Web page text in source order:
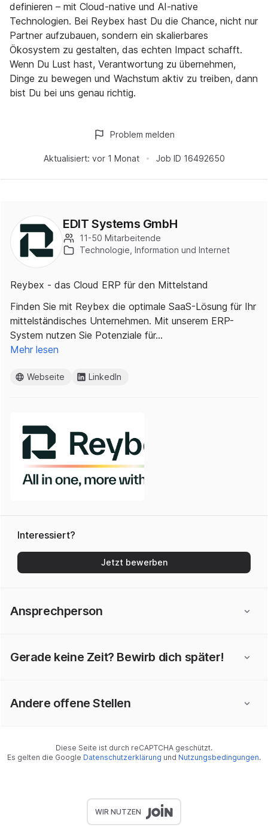
definieren – mit Cloud-native und AI-native
Technologien. Bei Reybex hast Du die Chance, nicht nur
Partner aufzubauen, sondern ein skalierbares
Ökosystem zu gestalten, das echten Impact schafft.
Wenn Du Lust hast, Verantwortung zu übernehmen,
Dinge zu bewegen und Wachstum aktiv zu treiben, dann
bist Du bei uns genau richtig.
Aktualisiert: vor 1 Monat Job ID 16492650
Problem melden
EDIT Systems GmbH
11-50 Mitarbeitende
Technologie, Information und Internet
Reybex - das Cloud ERP für den Mittelstand
Finden Sie mit Reybex die optimale SaaS-Lösung für Ihr
mittelständisches Unternehmen. Mit unserem ERP-
System nutzen Sie Potenziale für…
Mehr lesen
Webseite LinkedIn
Interessiert?
Jetzt bewerben
Ansprechperson
Gerade keine Zeit? Bewirb dich später!
Andere offene Stellen
Diese Seite ist durch reCAPTCHA geschützt.
Es gelten die Google Datenschutzerklärung und Nutzungsbedingungen.
WIR NUTZEN